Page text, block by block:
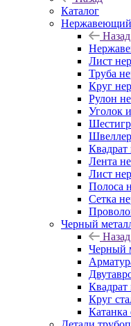
Каталог
Нержавеющий
Назад
Лист
Труба
Круг
Рулон
Уголок
Лента
Лист
Полоса
Сетка
Черный
Назад
Черный
Квадрат
Круг
Катанка